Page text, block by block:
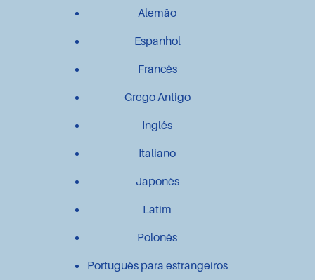
Alemão
Espanhol
Francês
Grego Antigo
Inglês
Italiano
Japonês
Latim
Polonês
Português para estrangeiros